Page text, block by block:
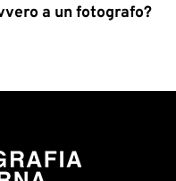
a un fotografo?